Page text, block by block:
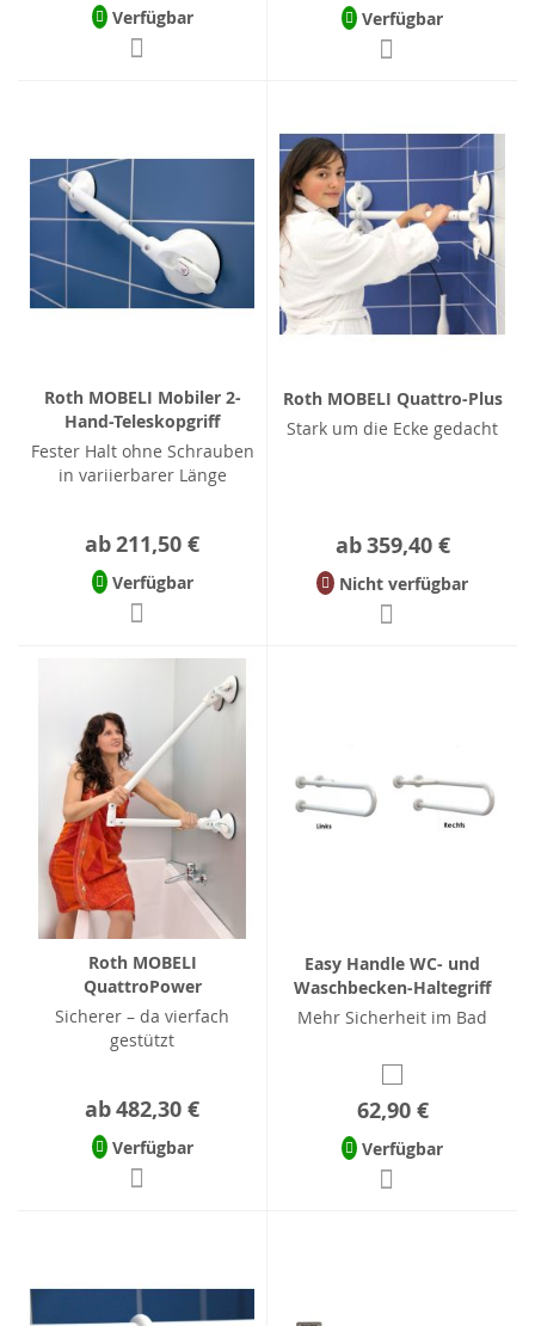
Verfügbar Verfügbar
Roth MOBELI Mobiler 2-
Hand-Teleskopgriff
Fester Halt ohne Schrauben
in variierbarer Länge
ab211,50 €
Verfügbar
Roth MOBELI Quattro-Plus
Stark um die Ecke gedacht
ab359,40 €
Nicht verfügbar
Roth MOBELI
QuattroPower
Sicherer – da vierfach
gestützt
ab482,30 €
Verfügbar
Easy Handle WC- und
Waschbecken-Haltegriff
Mehr Sicherheit im Bad
62,90 €
Verfügbar